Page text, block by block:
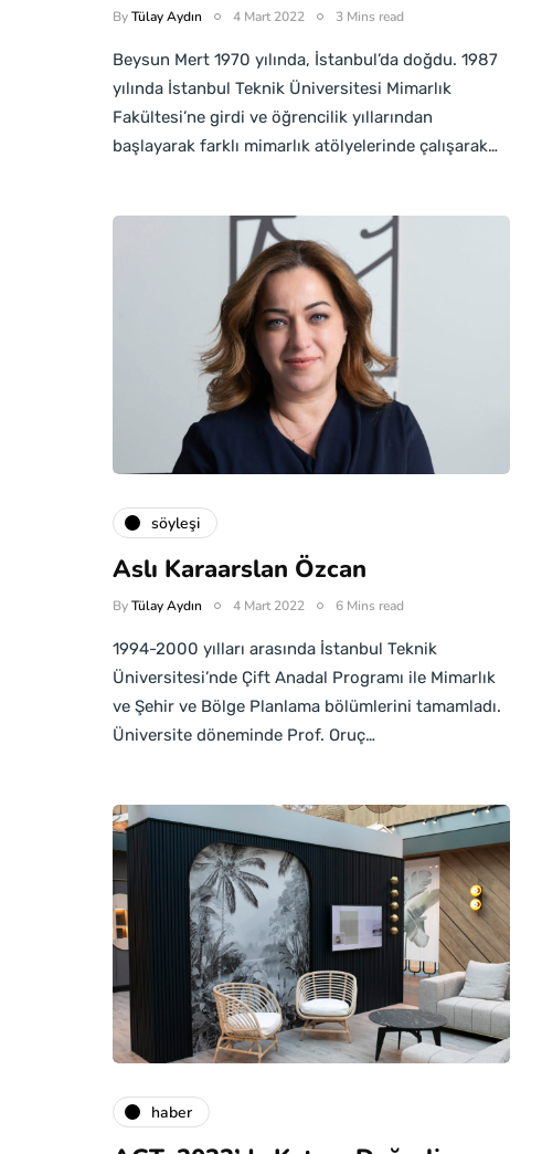
ByTülay Aydın 4 Mart 2022 3 Mins read
Beysun Mert 1970 yılında, İstanbul’da doğdu. 1987
yılında İstanbul Teknik Üniversitesi Mimarlık
Fakültesi’ne girdi ve öğrencilik yıllarından
başlayarak farklı mimarlık atölyelerinde çalışarak…
söyleşi
Aslı Karaarslan Özcan
ByTülay Aydın 4 Mart 2022 6 Mins read
1994-2000 yılları arasında İstanbul Teknik
Üniversitesi’nde Çift Anadal Programı ile Mimarlık
ve Şehir ve Bölge Planlama bölümlerini tamamladı.
Üniversite döneminde Prof. Oruç…
haber